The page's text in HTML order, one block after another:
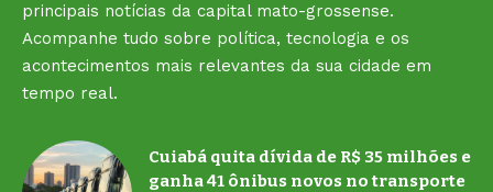
principais notícias da capital mato-grossense.
Acompanhe tudo sobre política, tecnologia e os
acontecimentos mais relevantes da sua cidade em
tempo real.
Cuiabá quita dívida de R$ 35 milhões e
ganha 41 ônibus novos no transporte